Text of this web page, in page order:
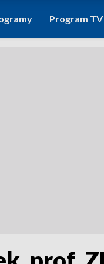
Program TV